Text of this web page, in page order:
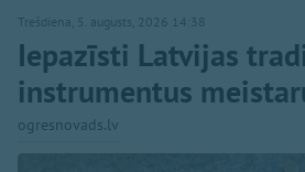
Trešdiena, 5. augusts, 2026 14:38
Iepazīsti Latvijas
instrumentus
ogresnovads.lv